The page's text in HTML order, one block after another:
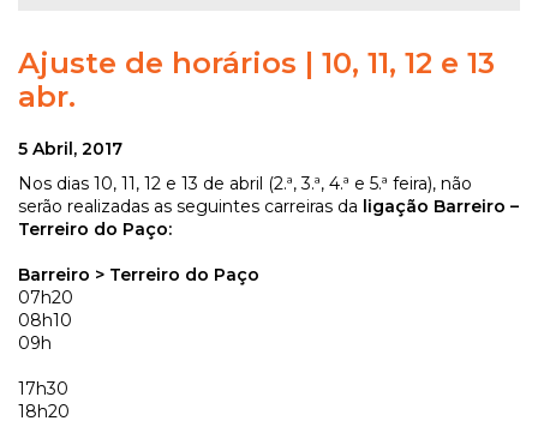
Ajuste de horários | 10, 11, 12 e 13
abr.
5 Abril, 2017
Nos dias 10, 11, 12 e 13 de abril (2.ª, 3.ª, 4.ª e 5.ª feira), não
serão realizadas as seguintes carreiras da ligação Barreiro –
Terreiro do Paço:
Barreiro > Terreiro do Paço
07h20
08h10
09h
17h30
18h20